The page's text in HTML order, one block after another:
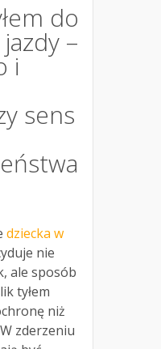
do
–
i
sens
dziecka w
nie
ale sposób
tyłem
niż
zderzeniu